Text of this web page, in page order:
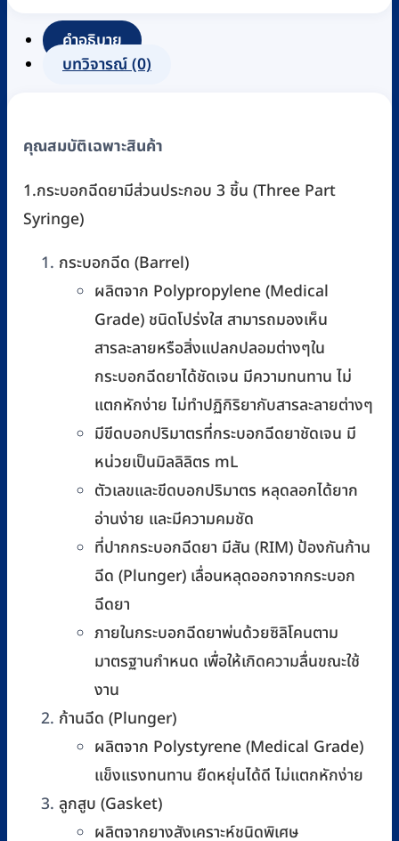
mL
พร้อม
×
(ยก
กล่อง
100
ชิ้น)
คำอธิบาย
บทวิจารณ์ (0)
คุณสมบัติเฉพาะสินค้า
1.กระบอกฉีดยามีส่วนประกอบ 3 ชิ้น (Three Part
Syringe)
กระบอกฉีด (Barrel)
ผลิตจาก Polypropylene (Medical
Grade) ชนิดโปร่งใส สามารถมองเห็น
สารละลายหรือสิ่งแปลกปลอมต่างๆใน
กระบอกฉีดยาได้ชัดเจน มีความทนทาน ไม่
แตกหักง่าย ไม่ทำปฏิกิริยากับสารละลายต่างๆ
มีขีดบอกปริมาตรที่กระบอกฉีดยาชัดเจน มี
หน่วยเป็นมิลลิลิตร mL
ตัวเลขและขีดบอกปริมาตร หลุดลอกได้ยาก
อ่านง่าย และมีความคมชัด
ที่ปากกระบอกฉีดยา มีสัน (RIM) ป้องกันก้าน
ฉีด (Plunger) เลื่อนหลุดออกจากกระบอก
ฉีดยา
ภายในกระบอกฉีดยาพ่นด้วยซิลิโคนตาม
มาตรฐานกำหนด เพื่อให้เกิดความลื่นขณะใช้
งาน
ก้านฉีด (Plunger)
ผลิตจาก Polystyrene (Medical Grade)
แข็งแรงทนทาน ยืดหยุ่นได้ดี ไม่แตกหักง่าย
ลูกสูบ (Gasket)
ผลิตจากยางสังเคราะห์ชนิดพิเศษ